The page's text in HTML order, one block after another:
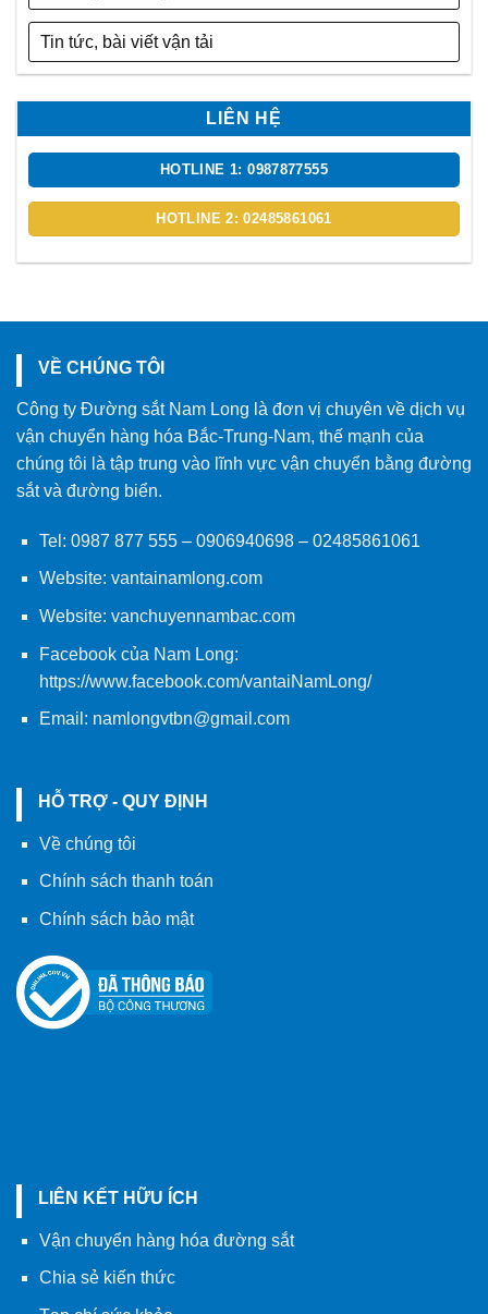
Tin tức, bài viết vận tải
LIÊN HỆ
HOTLINE 1: 0987877555
HOTLINE 2: 02485861061
VỀ CHÚNG TÔI
Công ty Đường sắt Nam Long là đơn vị chuyên về dịch vụ
vận chuyển hàng hóa Bắc-Trung-Nam, thế mạnh của
chúng tôi là tập trung vào lĩnh vực vận chuyển bằng đường
sắt và đường biển.
Tel: 0987 877 555– 0906940698– 02485861061
Website: vantainamlong.com
Website: vanchuyennambac.com
Facebook của Nam Long:
https://www.facebook.com/vantaiNamLong/
Email: namlongvtbn@gmail.com
HỖ TRỢ - QUY ĐỊNH
Về chúng tôi
Chính sách thanh toán
Chính sách bảo mật
LIÊN KẾT HỮU ÍCH
Vận chuyển hàng hóa đường sắt
Chia sẻ kiến thức